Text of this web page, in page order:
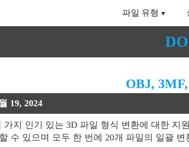
파일 유형
OBJ,
19, 2024
가지 인기 있는 3D 파일 형식 변환에 대한 지
수 있으며 모두 한 번에 20개 파일의 일괄 변